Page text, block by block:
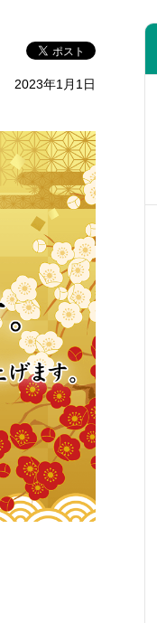
2023年1月1日